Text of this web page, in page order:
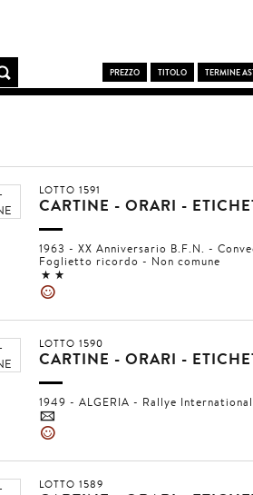
TERMINE
TITOLO
PREZZO
LOTTO 1591
CARTINE - ORARI -
1963 - XX Anniversario B.F.N. -
Foglietto ricordo - Non comune
11
»
LOTTO 1590
CARTINE - ORARI -
1949 - ALGERIA - Rallye
4
»
LOTTO 1589